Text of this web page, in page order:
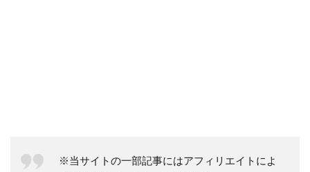
※当サイトの一部記事にはアフィリエイトによ